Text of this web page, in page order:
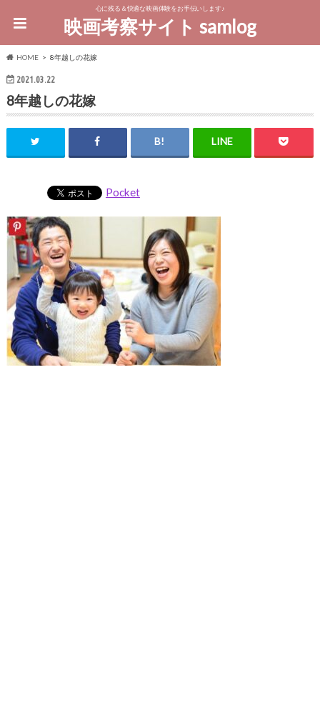
心に残る＆快適な映画体験をお手伝いします♪
映画考察サイト samlog
HOME 8年越しの花嫁
2021.03.22
8年越しの花嫁
Pocket